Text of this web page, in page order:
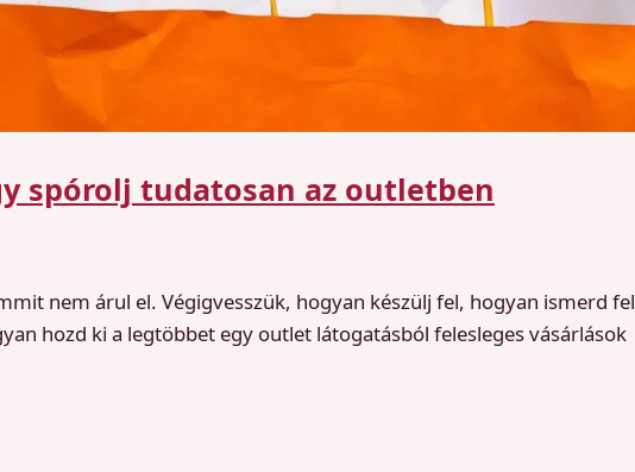
spórolj tudatosan az outletben
nem árul el. Végigvesszük, hogyan készülj fel, hogyan ismerd fel
hozd ki a legtöbbet egy outlet látogatásból felesleges vásárlások